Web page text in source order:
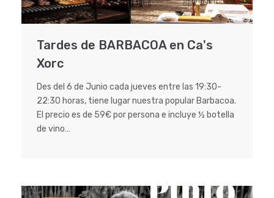
Tardes de BARBACOA en Ca's
Xorc
Des del 6 de Junio cada jueves entre las 19:30-
22:30 horas, tiene lugar nuestra popular Barbacoa.
El precio es de 59€ por persona e incluye ½ botella
de vino…